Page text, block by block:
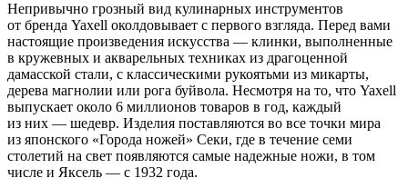
Непривычно грозный вид кулинарных инструментов
от бренда Yaxell околдовывает с первого взгляда. Перед вами
настоящие произведения искусства — клинки, выполненные
в кружевных и акварельных техниках из драгоценной
дамасской стали, с классическими рукоятьми из микарты,
дерева магнолии или рога буйвола. Несмотря на то, что Yaxell
выпускает около 6 миллионов товаров в год, каждый
из них — шедевр. Изделия поставляются во все точки мира
из японского «Города ножей» Секи, где в течение семи
столетий на свет появляются самые надежные ножи, в том
числе и Яксель — с 1932 года.